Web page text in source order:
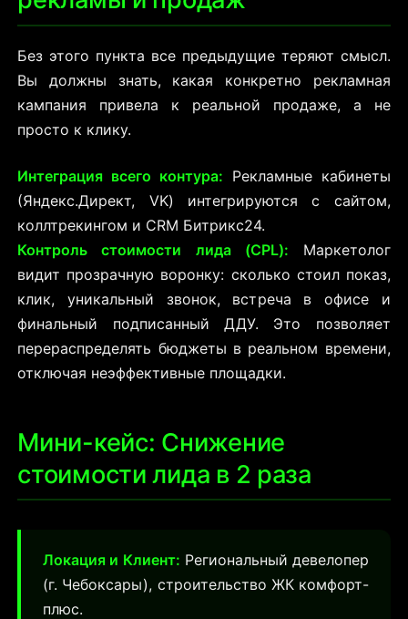
Без этого пункта все предыдущие теряют смысл.
Вы должны знать, какая конкретно рекламная
кампания привела к реальной продаже, а не
просто к клику.
Интеграция всего контура: Рекламные кабинеты
(Яндекс.Директ, VK) интегрируются с сайтом,
коллтрекингом и CRM Битрикс24.
Контроль стоимости лида (CPL): Маркетолог
видит прозрачную воронку: сколько стоил показ,
клик, уникальный звонок, встреча в офисе и
финальный подписанный ДДУ. Это позволяет
перераспределять бюджеты в реальном времени,
отключая неэффективные площадки.
Мини-кейс: Снижение
стоимости лида в 2 раза
Локация и Клиент: Региональный девелопер
(г. Чебоксары), строительство ЖК комфорт-
плюс.